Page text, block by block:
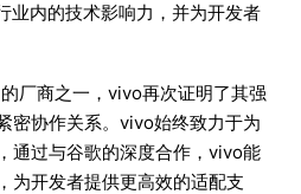
业内的技术影响力，并为开发者
厂商之一，vivo再次证明了其强
密协作关系。vivo始终致力于为
通过与谷歌的深度合作，vivo能
为开发者提供更高效的适配支